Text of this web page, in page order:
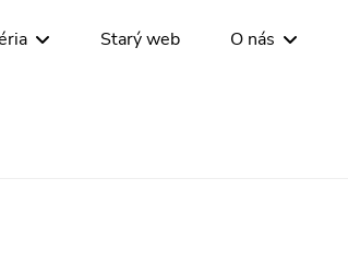
Starý web O nás